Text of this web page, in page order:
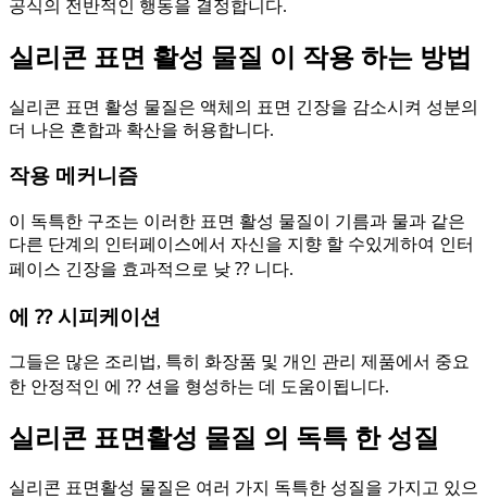
공식의 전반적인 행동을 결정합니다.
실리콘 표면 활성 물질 이 작용 하는 방법
실리콘 표면 활성 물질은 액체의 표면 긴장을 감소시켜 성분의
더 나은 혼합과 확산을 허용합니다.
작용 메커니즘
이 독특한 구조는 이러한 표면 활성 물질이 기름과 물과 같은
다른 단계의 인터페이스에서 자신을 지향 할 수있게하여 인터
페이스 긴장을 효과적으로 낮 ⁇ 니다.
에 ⁇ 시피케이션
그들은 많은 조리법, 특히 화장품 및 개인 관리 제품에서 중요
한 안정적인 에 ⁇ 션을 형성하는 데 도움이됩니다.
실리콘 표면활성 물질 의 독특 한 성질
실리콘 표면활성 물질은 여러 가지 독특한 성질을 가지고 있으